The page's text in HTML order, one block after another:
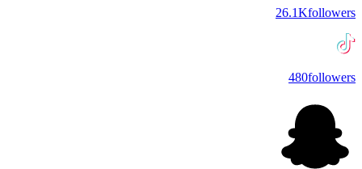
26.1Kfollowers
480followers